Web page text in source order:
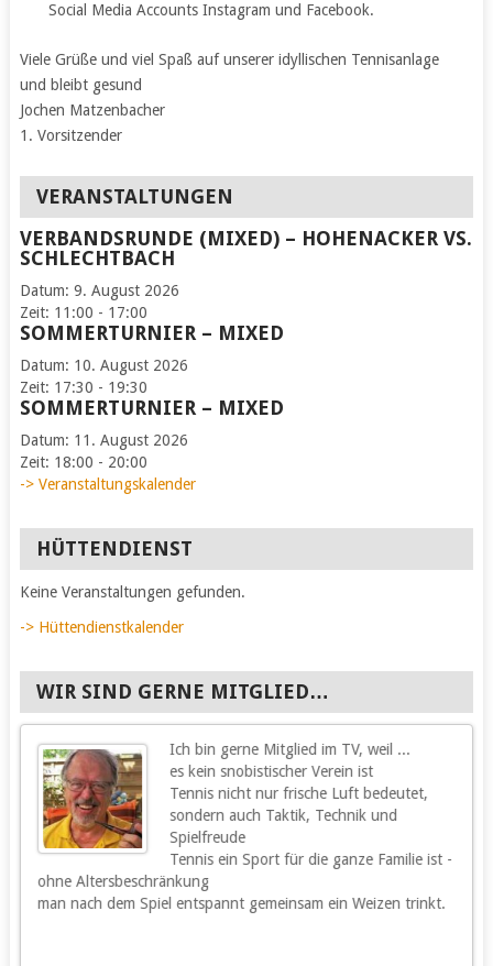
Social Media Accounts Instagram und Facebook.
Viele Grüße und viel Spaß auf unserer idyllischen Tennisanlage
und bleibt gesund
Jochen Matzenbacher
1. Vorsitzender
VERANSTALTUNGEN
VERBANDSRUNDE (MIXED) – HOHENACKER VS.
SCHLECHTBACH
Datum: 9. August 2026
Zeit: 11:00 - 17:00
SOMMERTURNIER – MIXED
Datum: 10. August 2026
Zeit: 17:30 - 19:30
SOMMERTURNIER – MIXED
Datum: 11. August 2026
Zeit: 18:00 - 20:00
-> Veranstaltungskalender
HÜTTENDIENST
Keine Veranstaltungen gefunden.
-> Hüttendienstkalender
WIR SIND GERNE MITGLIED…
Ich bin gerne Mitglied im TV, weil ...
es kein snobistischer Verein ist
Tennis nicht nur frische Luft bedeutet,
sondern auch Taktik, Technik und
Spielfreude
Tennis ein Sport für die ganze Familie ist -
ohne Altersbeschränkung
man nach dem Spiel entspannt gemeinsam ein Weizen trinkt.